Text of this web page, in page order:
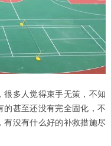
多人觉得束手无策，不知
的甚至还没有完全固化，不
有没有什么好的补救措施尽